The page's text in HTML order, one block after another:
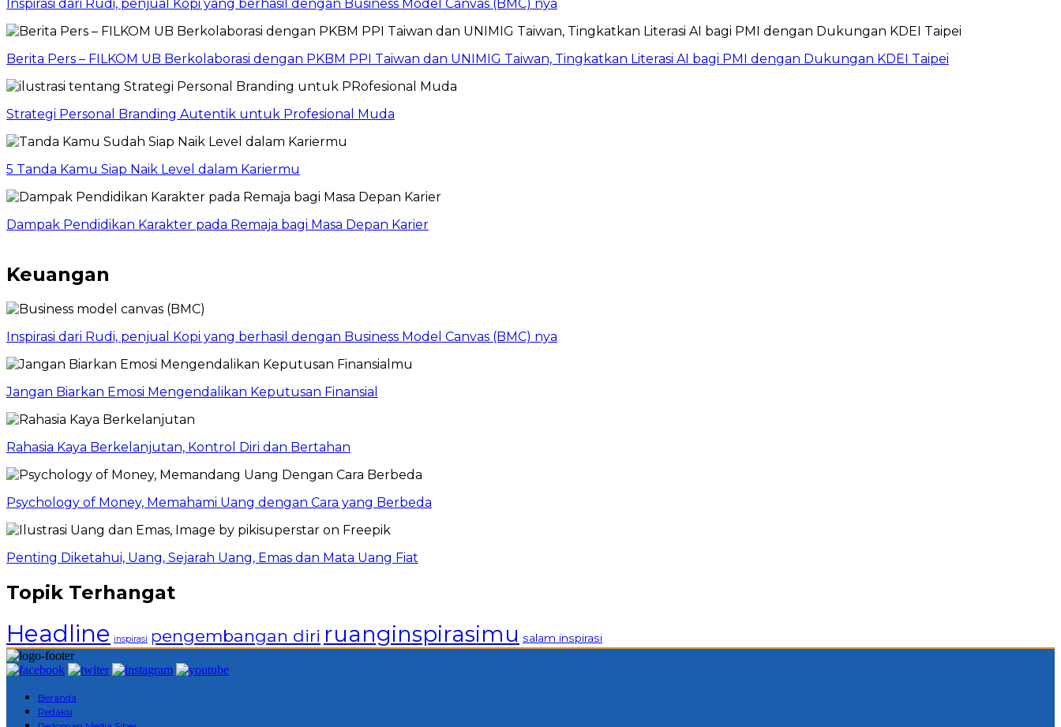
Inspirasi dari Rudi, penjual Kopi yang berhasil dengan Business Model Canvas (BMC) nya
Berita Pers – FILKOM UB Berkolaborasi dengan PKBM PPI Taiwan dan UNIMIG Taiwan, Tingkatkan Literasi AI bagi PMI dengan Dukungan KDEI Taipei
Strategi Personal Branding Autentik untuk Profesional Muda
5 Tanda Kamu Siap Naik Level dalam Kariermu
Dampak Pendidikan Karakter pada Remaja bagi Masa Depan Karier
Keuangan
Inspirasi dari Rudi, penjual Kopi yang berhasil dengan Business Model Canvas (BMC) nya
Jangan Biarkan Emosi Mengendalikan Keputusan Finansial
Rahasia Kaya Berkelanjutan, Kontrol Diri dan Bertahan
Psychology of Money, Memahami Uang dengan Cara yang Berbeda
Penting Diketahui, Uang, Sejarah Uang, Emas dan Mata Uang Fiat
Topik Terhangat
Headline inspirasi pengembangan diri ruanginspirasimu salam inspirasi
Beranda
Redaksi